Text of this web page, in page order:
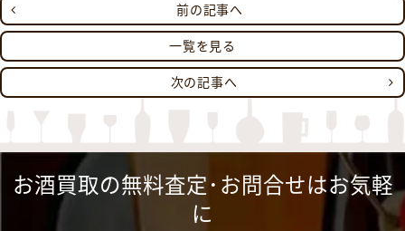
前の記事へ
一覧を見る
次の記事へ
お酒買取の無料査定･お問合せはお気軽
に